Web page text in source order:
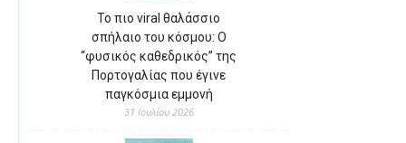
Το πιο viral θαλάσσιο
σπήλαιο του κόσμου: Ο
“φυσικός καθεδρικός” της
Πορτογαλίας που έγινε
παγκόσμια εμμονή
31 Ιουλίου 2026